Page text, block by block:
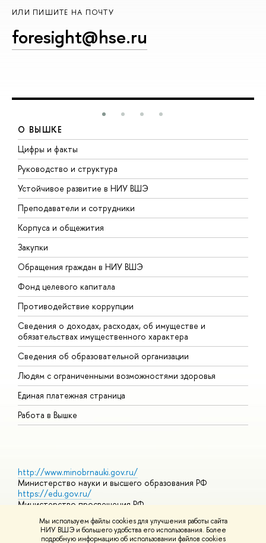
Мы используем файлы cookies для улучшения работы сайта
НИУ ВШЭ и большего удобства его использования. Более
подробную информацию об использовании файлов cookies
ИЛИ ПИШИТЕ НА ПОЧТУ
foresight@hse.ru
О ВЫШКЕ
Цифры и факты
Руководство и структура
Устойчивое развитие в НИУ ВШЭ
Преподаватели и сотрудники
Корпуса и общежития
Закупки
Обращения граждан в НИУ ВШЭ
Фонд целевого капитала
Противодействие коррупции
Сведения о доходах, расходах, об имуществе и
обязательствах имущественного характера
Сведения об образовательной организации
Людям с ограниченными возможностями здоровья
Единая платежная страница
Работа в Вышке
http://www.minobrnauki.gov.ru/
Министерство науки и высшего образования РФ
https://edu.gov.ru/
Министерство просвещения РФ
Массовые открытые онлайн-курсы